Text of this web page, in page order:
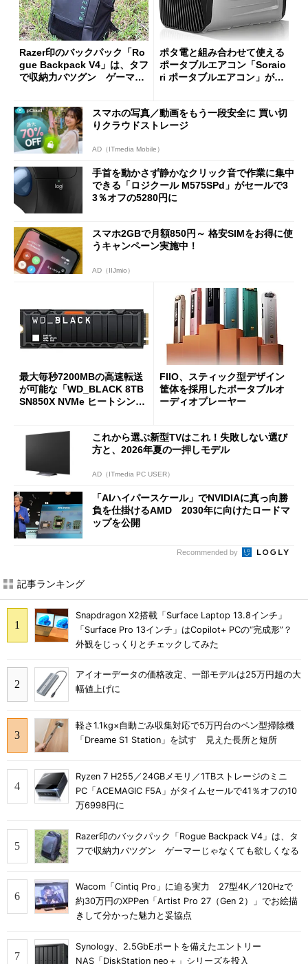
Razer印のバックパック「Ro
gue Backpack V4」は、タフ
で収納力バツグン ゲーマー
ポタ電と組み合わせて使える
ポータブルエアコン「Soraio
ri ポータブルエアコン」がセ
スマホの写真／動画をもう一段安全に 買い切
りクラウドストレージ
AD（ITmedia Mobile）
手首を動かさず静かなクリック音で作業に集中
できる「ロジクール M575SPd」がセールで3
3％オフの5280円に
スマホ2GBで月額850円～ 格安SIMをお得に使
うキャンペーン実施中！
AD（IIJmio）
最大毎秒7200MBの高速転送
が可能な「WD_BLACK 8TB
SN850X NVMe ヒートシンク
FIIO、スティック型デザイン
筐体を採用したポータブルオ
ーディオプレーヤー
これから選ぶ新型TVはこれ！失敗しない選び
方と、2026年夏の一押しモデル
AD（ITmedia PC USER）
「AIハイパースケール」でNVIDIAに真っ向勝
負を仕掛けるAMD 2030年に向けたロードマ
ップを公開
Recommended by
記事ランキング
Snapdragon X2搭載「Surface Laptop 13.8インチ」
「Surface Pro 13インチ」はCopilot+ PCの“完成形”？
外観をじっくりとチェックしてみた
アイオーデータの価格改定、一部モデルは25万円超の大
幅値上げに
軽さ1.1kg×自動ごみ収集対応で5万円台のペン型掃除機
「Dreame S1 Station」を試す 見えた長所と短所
Ryzen 7 H255／24GBメモリ／1TBストレージのミニ
PC「ACEMAGIC F5A」がタイムセールで41％オフの10
万6998円に
Razer印のバックパック「Rogue Backpack V4」は、タ
フで収納力バツグン ゲーマーじゃなくても欲しくなる
Wacom「Cintiq Pro」に迫る実力 27型4K／120Hzで
約30万円のXPPen「Artist Pro 27（Gen 2）」でお絵描
きして分かった魅力と妥協点
Synology、2.5GbEポートを備えたエントリー
NAS「DiskStation neo＋」シリーズを投入